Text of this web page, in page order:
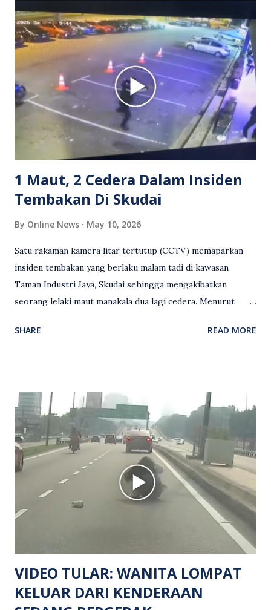
Grab bertindak mempertahankan wanita terbabit sebelum
berlaku pertikaman lidah antara kedua-dua pihak. Video
berkenaan kini tular di media sosial dan mendapat pelbagai
reaksi orang ramai. Antara komen orang awam yang tular di
media sosial mengenai insiden tersebut ialah ramai yang
meluahkan rasa marah terhadap tindakan lelaki berkenaan
serta memuji pemandu Grab kerana campur tangan.
Sebahagian netizen turut meminta pihak berkuasa
mengambil tindakan tegas, manakala ada yang bersimpati
terhadap wanita dipercayai menjadi mangs...
1 Maut, 2 Cedera Dalam Insiden
Tembakan Di Skudai
By Online News May 10, 2026
Satu rakaman kamera litar tertutup (CCTV) memaparkan
insiden tembakan yang berlaku malam tadi di kawasan
Taman Industri Jaya, Skudai sehingga mengakibatkan
seorang lelaki maut manakala dua lagi cedera. Menurut
kejadian berlaku sekitar jam 11 malam dan pihak polis
hiburan di kawasan berkenaan. Seorang mangsa disahkan
meninggal dunia di lokasi kejadian akibat terkena tembakan,
manakala seorang lagi mangsa mengalami kecederaan.
Turut dipercayai terdapat seorang lagi individu cedera
namun identitinya masih belum dikenal pasti selepas dibawa
keluar dari lokasi oleh kenalannya. Polis kini sedang giat
mengesan dua suspek yang masih bebas bagi membantu
siasatan lanjut. Kes disiasat mengikut Seksyen 302 Kanun
Keseksaan kerana membunuh. Orang ramai yang mempunyai
maklumat diminta t...
SHARE READ MORE
VIDEO TULAR: WANITA LOMPAT
KELUAR DARI KENDERAAN